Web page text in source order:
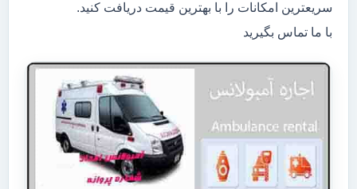
سریعترین امکانات را با بهترین قیمت دریافت کنید.
با ما تماس بگیرید